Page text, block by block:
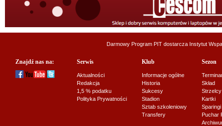
Darmowy Program PIT dostarcza Instytut
Znajdź nas na: Serwis
Aktualności
Redakcja
1,5 % podatku
Polityka Prywatności
Klub
Informacje ogólne
Historia
Sukcesy
Stadion
Sztab szkoleniowy
Transfery
Sezon
Skład
Strzelcy
Kartki
Sparingi
Puchar